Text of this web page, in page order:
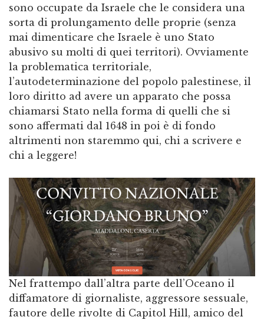
sono occupate da Israele che le considera una
sorta di prolungamento delle proprie (senza
mai dimenticare che Israele è uno Stato
abusivo su molti di quei territori). Ovviamente
la problematica territoriale,
l’autodeterminazione del popolo palestinese, il
loro diritto ad avere un apparato che possa
chiamarsi Stato nella forma di quelli che si
sono affermati dal 1648 in poi è di fondo
altrimenti non staremmo qui, chi a scrivere e
chi a leggere!
Nel frattempo dall’altra parte dell’Oceano il
diffamatore di giornaliste, aggressore sessuale,
fautore delle rivolte di Capitol Hill, amico del